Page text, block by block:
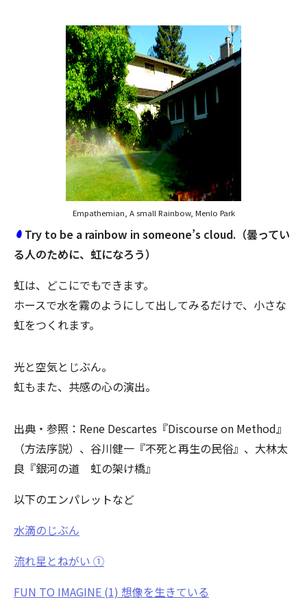
Empathemian, A small Rainbow, Menlo Park
Try to be a rainbow in someone’s cloud.（曇ってい
る人のために、虹になろう）
虹は、どこにでもできます。
ホースで水を霧のようにして出してみるだけで、小さな
虹をつくれます。
光と空気とじぶん。
虹もまた、共感の心の演出。
出典・参照：Rene Descartes『Discourse on Method』
（方法序説）、谷川健一『不死と再生の民俗』、大林太
良『銀河の道 虹の架け橋』
以下のエンパレットなど
水滴のじぶん
流れ星とねがい ①
FUN TO IMAGINE (1) 想像を生きている